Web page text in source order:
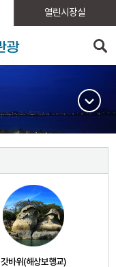
열린시장실
갓바위(해상보행교)